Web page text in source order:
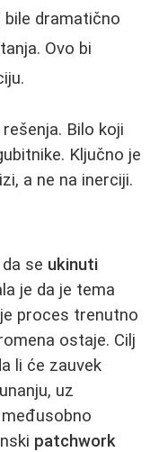
bile dramatično
Ovo bi
Bilo koji
Ključno je
a ne na inerciji.
se ukinuti
je da je tema
proces trenutno
ostaje. Cilj
li će zauvek
uz
patchwork